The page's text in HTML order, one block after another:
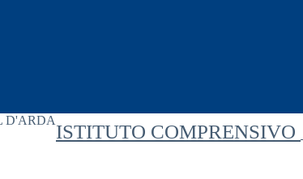
ISTITUTO COMPRENSIVO